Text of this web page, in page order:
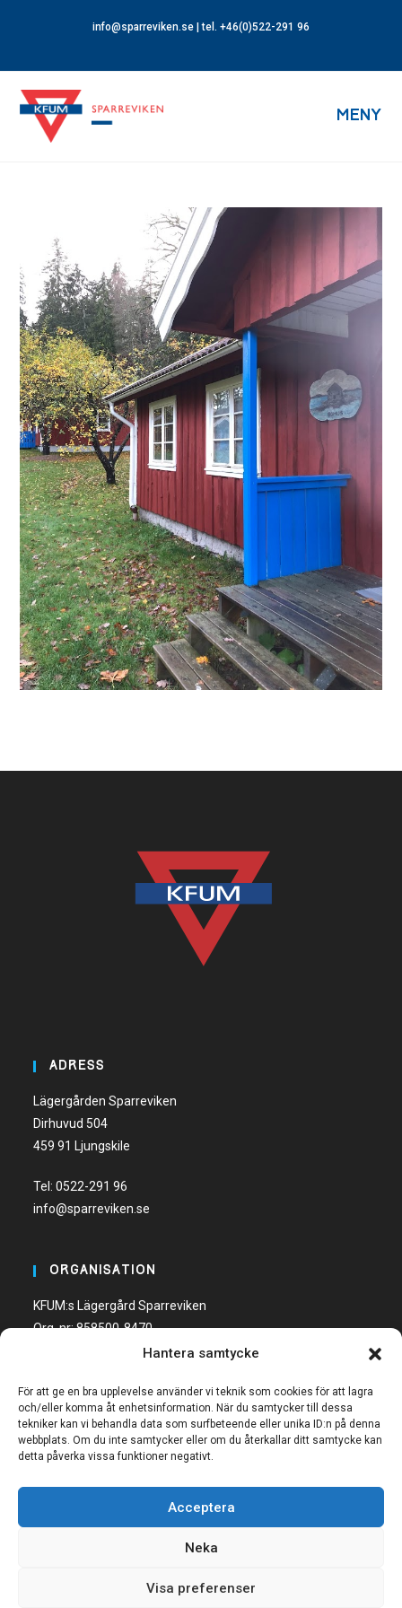
Hantera samtycke
För att ge en bra upplevelse använder vi teknik som cookies för att lagra
och/eller komma åt enhetsinformation. När du samtycker till dessa
tekniker kan vi behandla data som surfbeteende eller unika ID:n på denna
webbplats. Om du inte samtycker eller om du återkallar ditt samtycke kan
detta påverka vissa funktioner negativt.
Acceptera
Neka
Visa preferenser
info@sparreviken.se | tel. +46(0)522-291 96
MENY
ADRESS
Lägergården Sparreviken
Dirhuvud 504
459 91 Ljungskile
Tel:0522-291 96
info@sparreviken.se
ORGANISATION
KFUM:s Lägergård Sparreviken
Org. nr: 858500-8470